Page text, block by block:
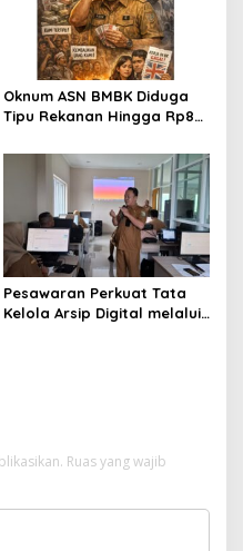
Oknum ASN BMBK Diduga
Tipu Rekanan Hingga Rp8
Pesawaran Perkuat Tata
Kelola Arsip Digital melalui
Ruas yang wajib